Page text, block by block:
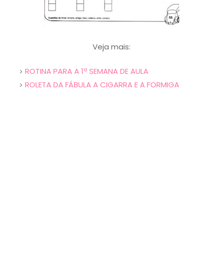
Veja mais:
ROTINA PARA A 1ª SEMANA DE AULA
ROLETA DA FÁBULA A CIGARRA E A FORMIGA